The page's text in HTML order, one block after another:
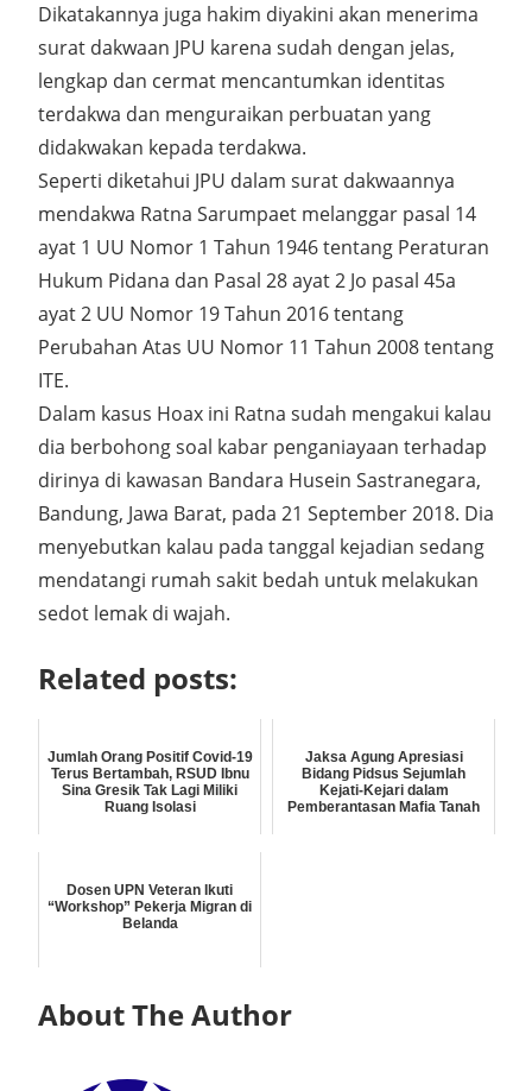
Dikatakannya juga hakim diyakini akan menerima
surat dakwaan JPU karena sudah dengan jelas,
lengkap dan cermat mencantumkan identitas
terdakwa dan menguraikan perbuatan yang
didakwakan kepada terdakwa.
Seperti diketahui JPU dalam surat dakwaannya
mendakwa Ratna Sarumpaet melanggar pasal 14
ayat 1 UU Nomor 1 Tahun 1946 tentang Peraturan
Hukum Pidana dan Pasal 28 ayat 2 Jo pasal 45a
ayat 2 UU Nomor 19 Tahun 2016 tentang
Perubahan Atas UU Nomor 11 Tahun 2008 tentang
ITE.
Dalam kasus Hoax ini Ratna sudah mengakui kalau
dia berbohong soal kabar penganiayaan terhadap
dirinya di kawasan Bandara Husein Sastranegara,
Bandung, Jawa Barat, pada 21 September 2018. Dia
menyebutkan kalau pada tanggal kejadian sedang
mendatangi rumah sakit bedah untuk melakukan
sedot lemak di wajah.
Related posts:
Jumlah Orang Positif Covid-19
Terus Bertambah, RSUD Ibnu
Sina Gresik Tak Lagi Miliki
Ruang Isolasi
Jaksa Agung Apresiasi
Bidang Pidsus Sejumlah
Kejati-Kejari dalam
Pemberantasan Mafia Tanah
Dosen UPN Veteran Ikuti
“Workshop” Pekerja Migran di
Belanda
About The Author